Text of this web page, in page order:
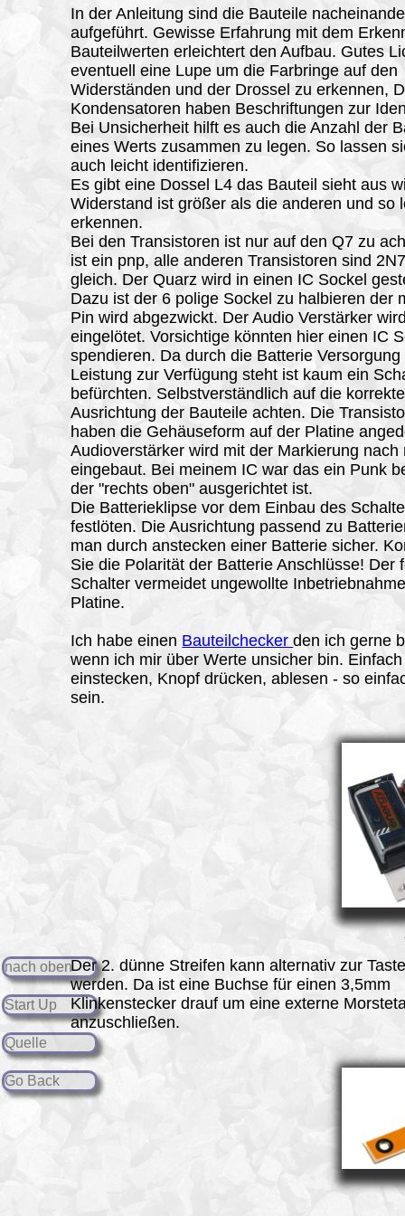
nach oben
Start Up
Quelle
Go Back
In der Anleitung sind die Bauteile
aufgeführt. Gewisse Erfahrung mit dem
Bauteilwerten erleichtert den Aufbau. Gutes
eventuell eine Lupe um die Farbringe auf den
Widerständen und der Drossel zu erkennen,
Kondensatoren haben Beschriftungen zur
Bei Unsicherheit hilft es auch die Anzahl der
eines Werts zusammen zu legen. So lassen
auch leicht identifizieren.
Es gibt eine Dossel L4 das Bauteil sieht aus
Widerstand ist größer als die anderen und so
erkennen.
Bei den Transistoren ist nur auf den Q7 zu
ist ein pnp, alle anderen Transistoren sind
gleich. Der Quarz wird in einen IC Sockel
Dazu ist der 6 polige Sockel zu halbieren der
Pin wird abgezwickt. Der Audio Verstärker
eingelötet. Vorsichtige könnten hier einen IC
spendieren. Da durch die Batterie Versorgung
Leistung zur Verfügung steht ist kaum ein
befürchten. Selbstverständlich auf die korrekte
Ausrichtung der Bauteile achten. Die
haben die Gehäuseform auf der Platine
Audioverstärker wird mit der Markierung nach
eingebaut. Bei meinem IC war das ein Punk
der "rechts oben" ausgerichtet ist.
Die Batterieklipse vor dem Einbau des
festlöten. Die Ausrichtung passend zu
man durch anstecken einer Batterie sicher.
Sie die Polarität der Batterie Anschlüsse! Der
Schalter vermeidet ungewollte
Platine.
Ich habe einen Bauteilcheckerden ich gerne
wenn ich mir über Werte unsicher bin.
einstecken, Knopf drücken, ablesen - so
sein.
Der 2. dünne Streifen kann alternativ zur
werden. Da ist eine Buchse für einen 3,5mm
Klinkenstecker drauf um eine externe
anzuschließen.